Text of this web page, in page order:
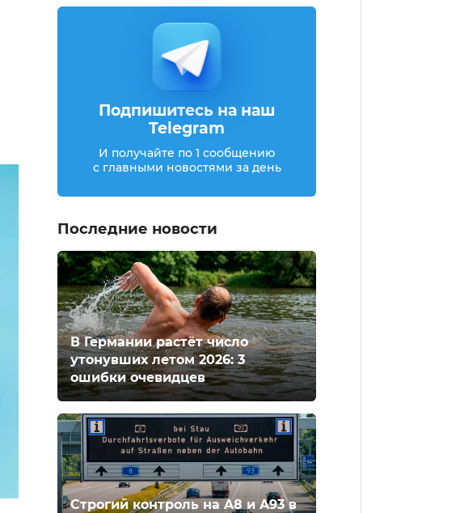
Подпишитесь на наш
Telegram
И получайте по 1 сообщению
с главными новостями за день
Последние новости
В Германии растёт число
утонувших летом 2026: 3
ошибки очевидцев
Строгий контроль на A8 и A93 в